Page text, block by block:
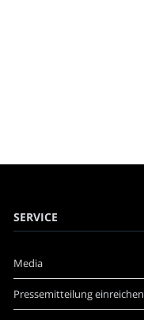
SERVICE
Media
Pressemitteilung einreichen